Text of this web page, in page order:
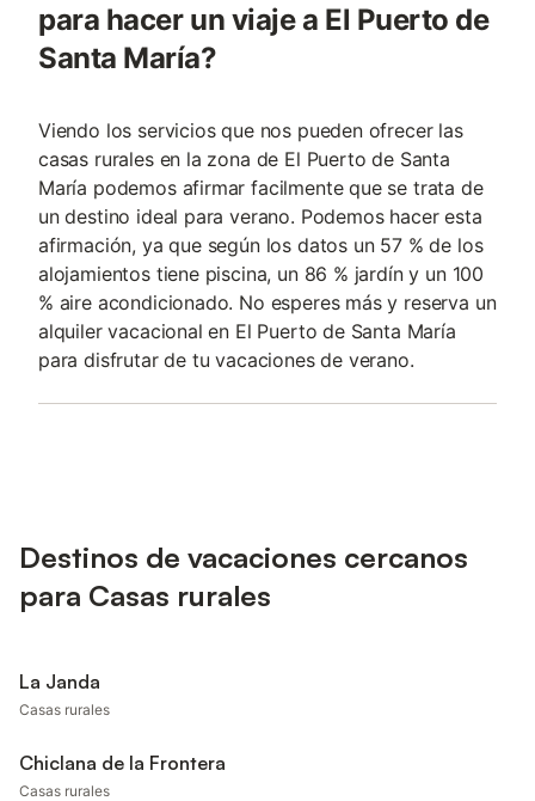
para hacer un viaje a El Puerto de
Santa María?
Viendo los servicios que nos pueden ofrecer las
casas rurales en la zona de El Puerto de Santa
María podemos afirmar facilmente que se trata de
un destino ideal para verano. Podemos hacer esta
afirmación, ya que según los datos un 57 % de los
alojamientos tiene piscina, un 86 % jardín y un 100
% aire acondicionado. No esperes más y reserva un
alquiler vacacional en El Puerto de Santa María
para disfrutar de tu vacaciones de verano.
Destinos de vacaciones cercanos
para Casas rurales
La Janda
Casas rurales
Chiclana de la Frontera
Casas rurales